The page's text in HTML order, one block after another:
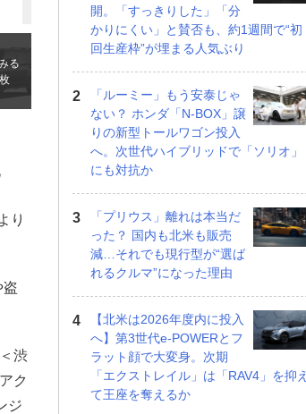
る
り
盗
渋
ク
ジ
開。「すっきりした」「分
かりにくい」と賛否も、約1週間で“初
回生産枠”が埋まる人気ぶり
「ルーミー」もう安泰じゃ
ない？ ホンダ「N-BOX」譲
りの新型トールワゴン投入
へ。次世代ハイブリッドで「ソリオ」
にも対抗か
「プリウス」離れは本当だ
った？ 国内も北米も販売
減…それでも現行型が“選ば
れるクルマ”になった理由
【北米は2026年度内に投入
へ】第3世代e-POWERとフ
ラット顔で大変身。次期
「エクストレイル」は「RAV4」を抑え
て王座を奪えるか